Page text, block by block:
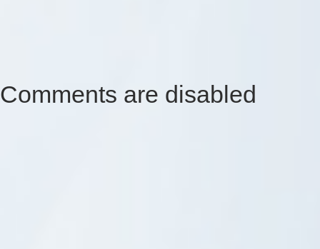
Comments are disabled